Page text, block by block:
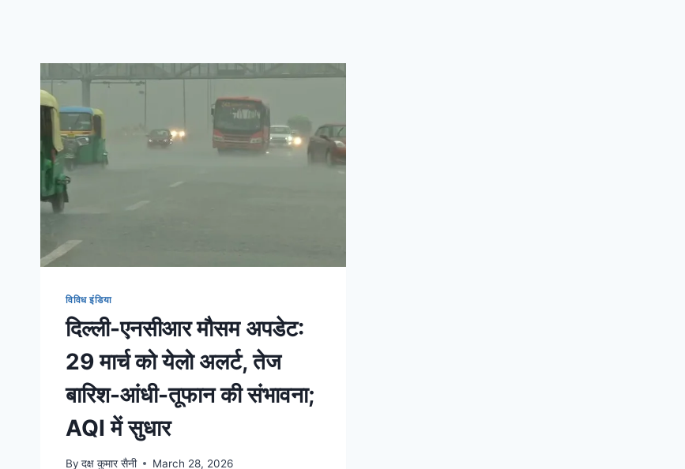
विविध इंडिया
दिल्ली-एनसीआर मौसम अपडेट:
29 मार्च को येलो अलर्ट, तेज
बारिश-आंधी-तूफान की संभावना;
AQI में सुधार
By दक्ष कुमार सैनी March 28, 2026